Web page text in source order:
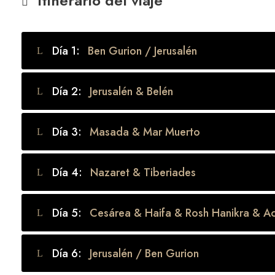
Día 1: Ben Gurion / Jerusalén
Día 2: Jerusalén & Belén
Día 3: Masada & Mar Muerto
Día 4: Nazaret & Tiberiades
Día 5: Cesárea & Haifa & Rosh Hanikra &
Día 6: Jerusalén / Ben Gurion